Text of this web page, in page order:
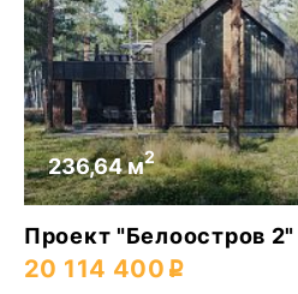
236,64 м2
Проект "Белоостров 2"
20 114 400